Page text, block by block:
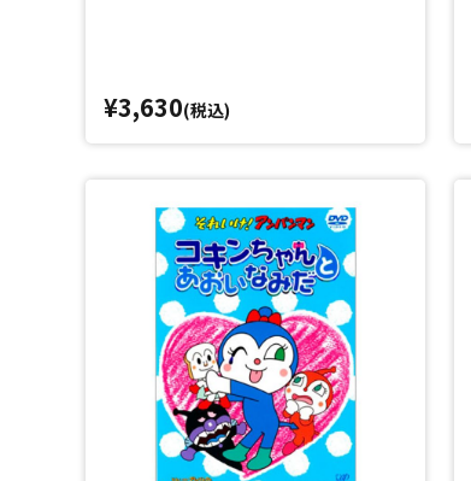
¥3,630(税込)